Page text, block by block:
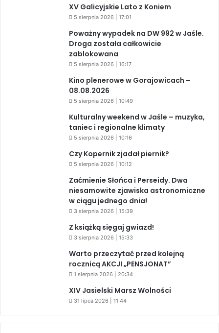
XV Galicyjskie Lato z Koniem
5 sierpnia 2026 | 17:01
Poważny wypadek na DW 992 w Jaśle.
Droga została całkowicie
zablokowana
5 sierpnia 2026 | 16:17
Kino plenerowe w Gorajowicach –
08.08.2026
5 sierpnia 2026 | 10:49
Kulturalny weekend w Jaśle – muzyka,
taniec i regionalne klimaty
5 sierpnia 2026 | 10:16
Czy Kopernik zjadał piernik?
5 sierpnia 2026 | 10:12
Zaćmienie Słońca i Perseidy. Dwa
niesamowite zjawiska astronomiczne
w ciągu jednego dnia!
3 sierpnia 2026 | 15:39
Z książką sięgaj gwiazd!
3 sierpnia 2026 | 15:33
Warto przeczytać przed kolejną
rocznicą AKCJI „PENSJONAT”
1 sierpnia 2026 | 20:34
XIV Jasielski Marsz Wolności
31 lipca 2026 | 11:44